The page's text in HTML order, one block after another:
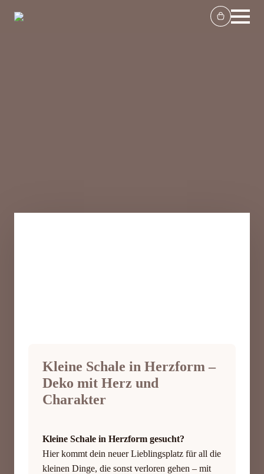
Kleine Schale in Herzform –
Deko mit Herz und
Charakter
Kleine Schale in Herzform gesucht?
Hier kommt dein neuer Lieblingsplatz für all die
kleinen Dinge, die sonst verloren gehen – mit